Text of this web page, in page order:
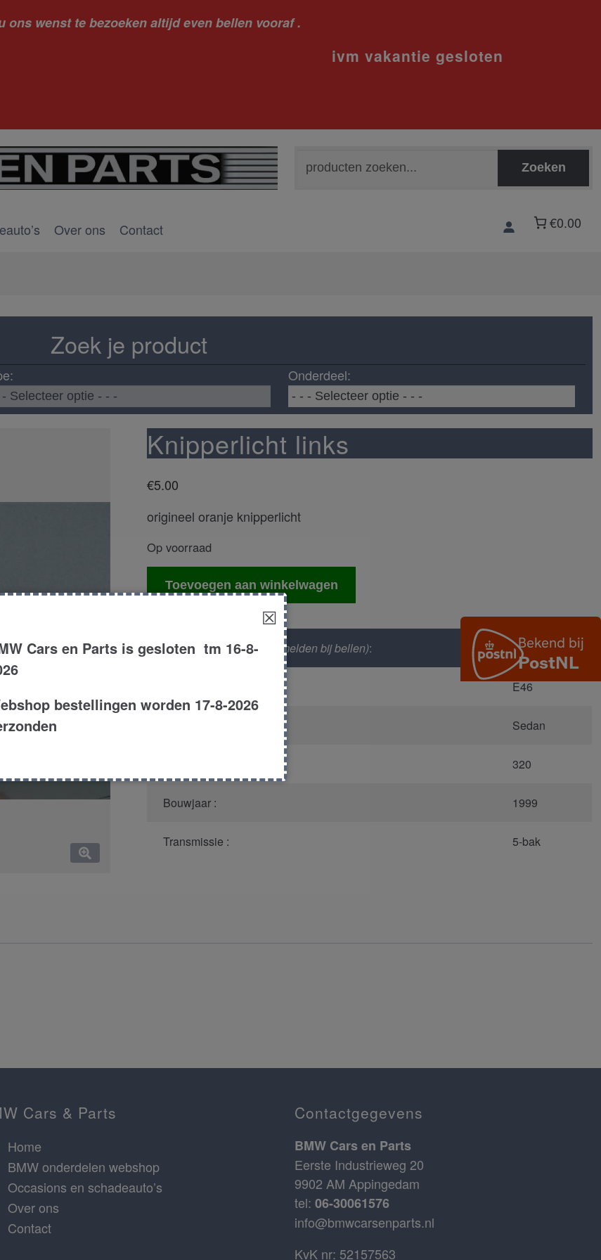
ons wenst te bezoeken altijd even bellen vooraf .
gesloten
naar:
Zoeken
Over ons Contact €0.00
Zoek je product
Onderdeel:
Knipperlicht links
€5.00
origineel oranje knipperlicht
Op voorraad
Knipperlicht
links
Toevoegen aan winkelwagen
Productnummer(graag melden bij bellen): 1522
E46
Sedan
320
Bouwjaar : 1999
Transmissie : 5-bak
Cars & Parts
Home
BMW onderdelen webshop
Occasions en schadeauto’s
Over ons
Contact
Contactgegevens
BMW Cars en Parts
Eerste Industrieweg 20
9902 AM Appingedam
tel: 06-30061576
info@bmwcarsenparts.nl
KvK nr: 52157563
☒
Cars en Parts is gesloten tm 16-8-
bestellingen worden 17-8-2026